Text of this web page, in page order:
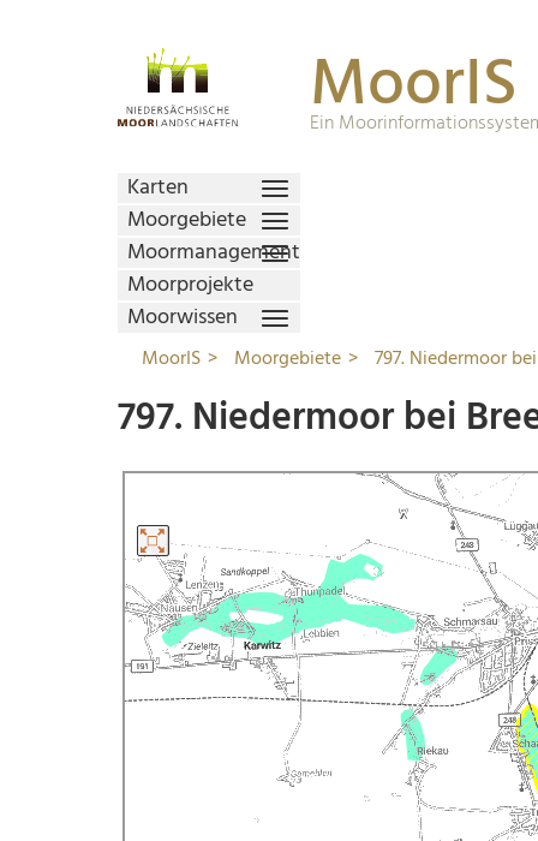
MoorIS
Ein
Karten
Moorgebiete
Moormanagement
Moorprojekte
Moorwissen
MoorIS Moorgebiete 797. Niedermoor
797. Niedermoor bei